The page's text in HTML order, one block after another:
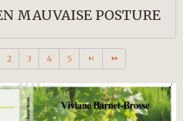
MAUVAISE POSTURE
2 3 4 5